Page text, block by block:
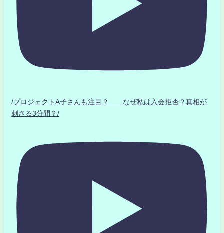
/プロジェクトA子さんも注目？ なぜ私は入会拒否？真相が
刺さる3分間？/